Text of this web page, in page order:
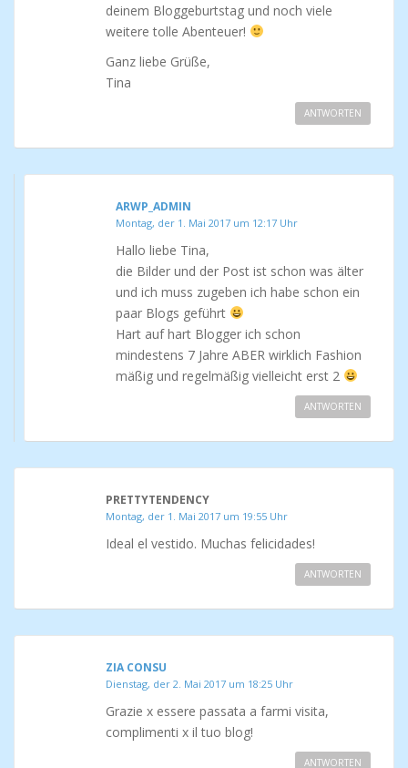
deinem Bloggeburtstag und noch viele
weitere tolle Abenteuer!
Ganz liebe Grüße,
Tina
ANTWORTEN
ARWP_ADMIN
Montag, der 1. Mai 2017 um 12:17 Uhr
Hallo liebe Tina,
die Bilder und der Post ist schon was älter
und ich muss zugeben ich habe schon ein
paar Blogs geführt
Hart auf hart Blogger ich schon
mindestens 7 Jahre ABER wirklich Fashion
mäßig und regelmäßig vielleicht erst 2
ANTWORTEN
PRETTYTENDENCY
Montag, der 1. Mai 2017 um 19:55 Uhr
Ideal el vestido. Muchas felicidades!
ANTWORTEN
ZIA CONSU
Dienstag, der 2. Mai 2017 um 18:25 Uhr
Grazie x essere passata a farmi visita,
complimenti x il tuo blog!
ANTWORTEN